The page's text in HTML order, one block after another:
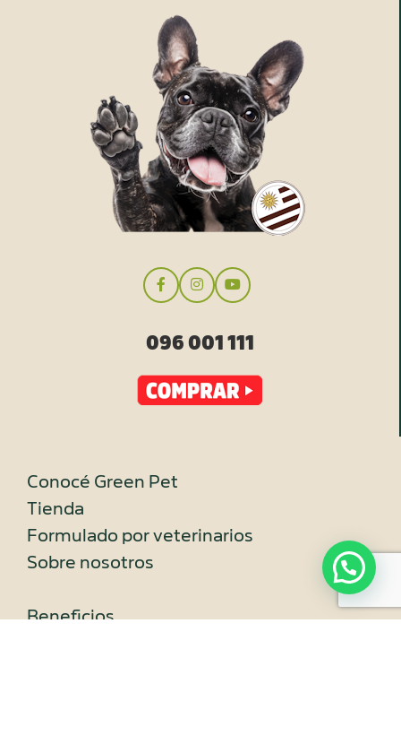
096 001 111
Conocé Green Pet
Tienda
Formulado por veterinarios
Sobre nosotros
Beneficios